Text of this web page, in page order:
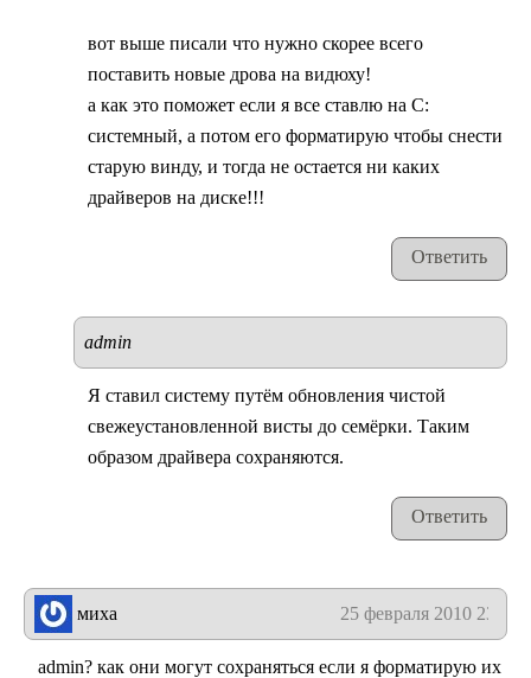
вот выше писали что нужно скорее всего
поставить новые дрова на видюху!
а как это поможет если я все ставлю на С:
системный, а потом его форматирую чтобы снести
старую винду, и тогда не остается ни каких
драйверов на диске!!!
Ответить
admin
Я ставил систему путём обновления чистой
свежеустановленной висты до семёрки. Таким
образом драйвера сохраняются.
Ответить
миха 25 февраля 2010 23:33
admin? как они могут сохраняться если я форматирую их